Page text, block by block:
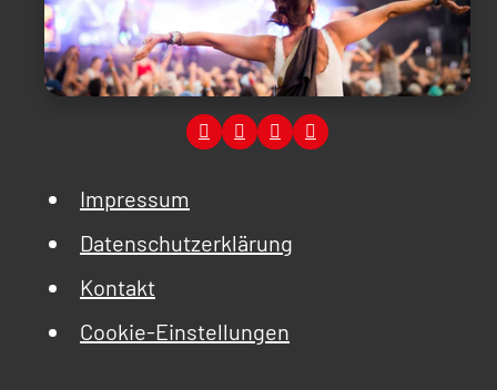
Impressum
Datenschutzerklärung
Kontakt
Cookie-Einstellungen